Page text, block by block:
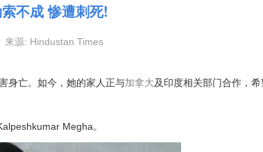
不成 惨遭刺死!
源: Hindustan Times
身亡。如今，她的家人正与加拿大及印度相关部门合作，
Megha。